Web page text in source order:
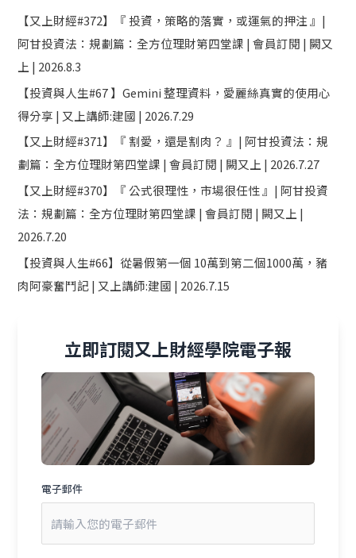
【又上財經#372】『 投資，策略的落實，或運氣的押注 』|
阿甘投資法：規劃篇：全方位理財第四堂課 | 會員訂閱 | 闕又
上 | 2026.8.3
【投資與人生#67 】Gemini 整理資料，愛麗絲真實的使用心
得分享 | 又上講師:建國 | 2026.7.29
【又上財經#371】『 割愛，還是割肉？ 』| 阿甘投資法：規
劃篇：全方位理財第四堂課 | 會員訂閱 | 闕又上 | 2026.7.27
【又上財經#370】『 公式很理性，市場很任性 』| 阿甘投資
法：規劃篇：全方位理財第四堂課 | 會員訂閱 | 闕又上 |
2026.7.20
【投資與人生#66】從暑假第一個 10萬到第二個1000萬，豬
肉阿豪奮鬥記 | 又上講師:建國 | 2026.7.15
立即訂閱又上財經學院電子報
電子郵件